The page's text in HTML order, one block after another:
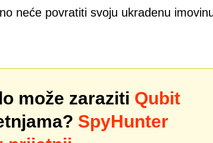
neće povratiti svoju ukradenu
može zaraziti Qubit
SpyHunter